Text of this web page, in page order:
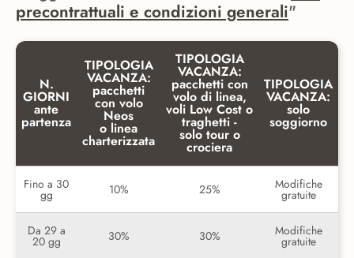
precontrattuali e condizioni generali"
N.
GIORNI
ante
partenza
TIPOLOGIA
VACANZA:
pacchetti
con volo
Neos
o linea
charterizzata
TIPOLOGIA
VACANZA:
pacchetti con
volo di linea,
voli Low Cost o
traghetti -
solo tour o
crociera
TIPOLOGIA
VACANZA:
solo
soggiorno
Fino a 30
gg 10% 25% Modifiche
gratuite
Da 29 a
20 gg 30% 30% Modifiche
gratuite